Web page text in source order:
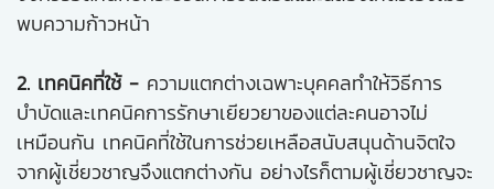
พบความก้าวหน้า
2. เทคนิคที่ใช้ - ความแตกต่างเฉพาะบุคคลทำให้วิธีการ
บำบัดและเทคนิคการรักษาเยียวยาของแต่ละคนอาจไม่
เหมือนกัน เทคนิคที่ใช้ในการช่วยเหลือสนับสนุนด้านจิตใจ
จากผู้เชี่ยวชาญจึงแตกต่างกัน อย่างไรก็ตามผู้เชี่ยวชาญจะ